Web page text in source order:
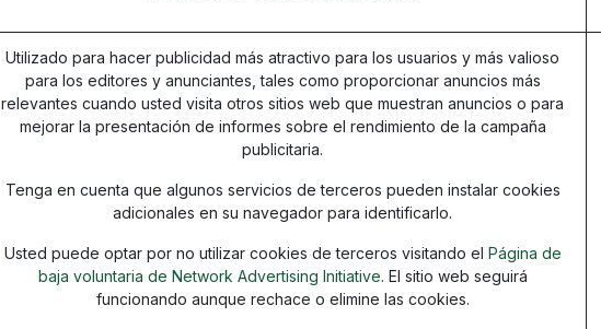
Utilizado para hacer publicidad más atractivo para los usuarios y más valioso
para los editores y anunciantes, tales como proporcionar anuncios más
relevantes cuando usted visita otros sitios web que muestran anuncios o para
mejorar la presentación de informes sobre el rendimiento de la campaña
publicitaria.
Tenga en cuenta que algunos servicios de terceros pueden instalar cookies
adicionales en su navegador para identificarlo.
Usted puede optar por no utilizar cookies de terceros visitando el Página de
baja voluntaria de Network Advertising Initiative. El sitio web seguirá
funcionando aunque rechace o elimine las cookies.